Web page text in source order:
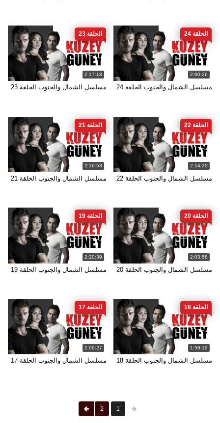
2:00:26
الحلقة 24
مسلسل الشمال والجنوب الحلقة 24
2:17:18
الحلقة 23
مسلسل الشمال والجنوب الحلقة 23
2:14:25
الحلقة 22
مسلسل الشمال والجنوب الحلقة 22
2:16:53
الحلقة 21
مسلسل الشمال والجنوب الحلقة 21
2:03:58
الحلقة 20
مسلسل الشمال والجنوب الحلقة 20
2:20:39
الحلقة 19
مسلسل الشمال والجنوب الحلقة 19
1:59:19
الحلقة 18
مسلسل الشمال والجنوب الحلقة 18
2:09:27
الحلقة 17
مسلسل الشمال والجنوب الحلقة 17
1
2